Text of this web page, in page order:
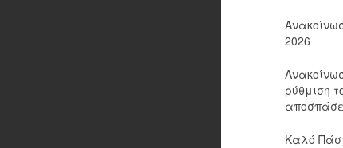
2026
ρύθμιση
Καλό